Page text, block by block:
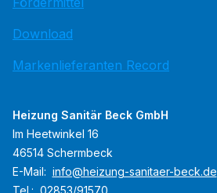
Download
Markenlieferanten Record
Heizung Sanitär Beck GmbH
Im Heetwinkel 16
46514 Schermbeck
E-Mail: info@heizung-sanitaer-beck.de
Tel.: 02853/91570